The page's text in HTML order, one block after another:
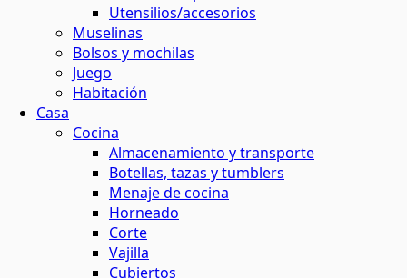
Utensilios/accesorios
Muselinas
Bolsos y mochilas
Juego
Habitación
Casa
Cocina
Almacenamiento y transporte
Botellas, tazas y tumblers
Menaje de cocina
Horneado
Corte
Vajilla
Cubiertos